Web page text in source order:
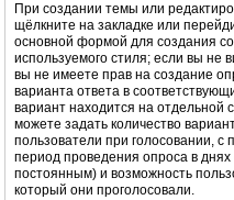
При создании темы или
щёлкните на закладке или
основной формой для создания
используемого стиля; если вы не
вы не имеете прав на создание
варианта ответа в
вариант находится на отдельной
можете задать количество
пользователи при голосовании,
период проведения опроса в днях
постоянным) и возможность
который они проголосовали.